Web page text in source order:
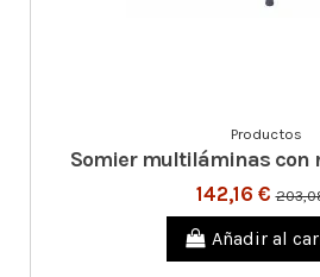
Productos
Somier multiláminas con
142,16 €
Añadir al